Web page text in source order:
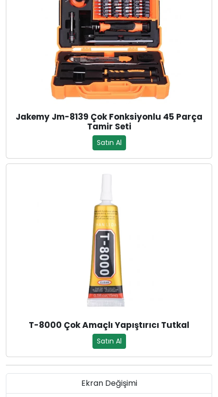
Jakemy Jm-8139 Çok Fonksiyonlu 45 Parça
Tamir Seti
Satın Al
T-8000 Çok Amaçlı Yapıştırıcı Tutkal
Satın Al
Ekran Değişimi